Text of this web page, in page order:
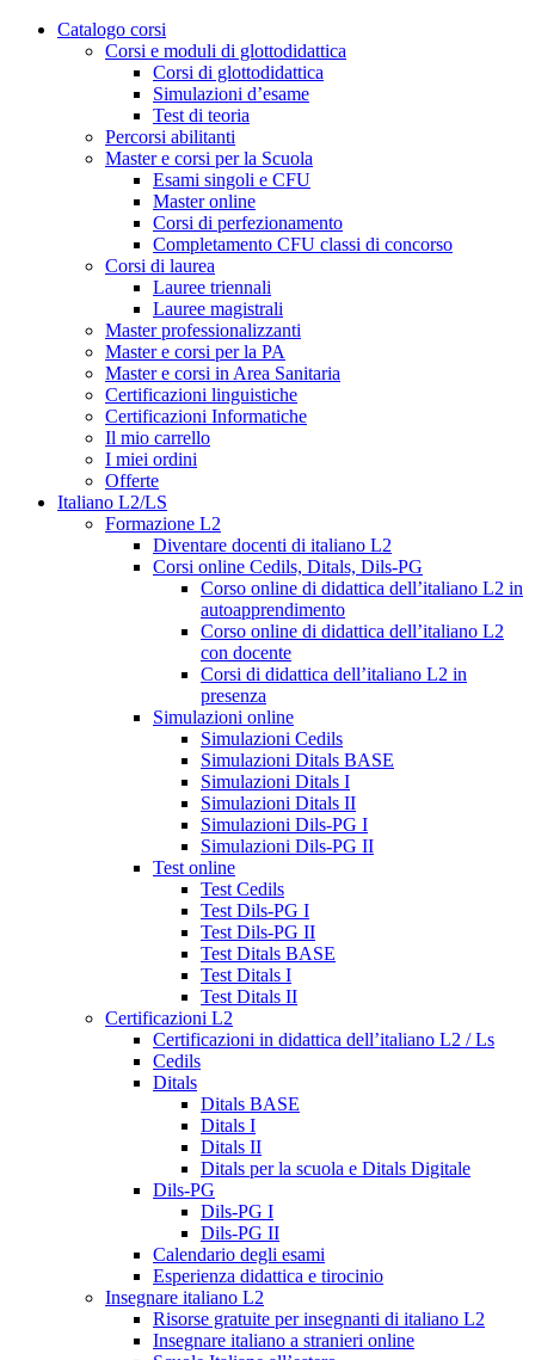
Catalogo corsi
Corsi e moduli di glottodidattica
Corsi di glottodidattica
Simulazioni d’esame
Test di teoria
Percorsi abilitanti
Master e corsi per la Scuola
Esami singoli e CFU
Master online
Corsi di perfezionamento
Completamento CFU classi di concorso
Corsi di laurea
Lauree triennali
Lauree magistrali
Master professionalizzanti
Master e corsi per la PA
Master e corsi in Area Sanitaria
Certificazioni linguistiche
Certificazioni Informatiche
Il mio carrello
I miei ordini
Offerte
Italiano L2/LS
Formazione L2
Diventare docenti di italiano L2
Corsi online Cedils, Ditals, Dils-PG
Corso online di didattica dell’italiano L2 in
autoapprendimento
Corso online di didattica dell’italiano L2
con docente
Corsi di didattica dell’italiano L2 in
presenza
Simulazioni online
Simulazioni Cedils
Simulazioni Ditals BASE
Simulazioni Ditals I
Simulazioni Ditals II
Simulazioni Dils-PG I
Simulazioni Dils-PG II
Test online
Test Cedils
Test Dils-PG I
Test Dils-PG II
Test Ditals BASE
Test Ditals I
Test Ditals II
Certificazioni L2
Certificazioni in didattica dell’italiano L2 / Ls
Cedils
Ditals
Ditals BASE
Ditals I
Ditals II
Ditals per la scuola e Ditals Digitale
Dils-PG
Dils-PG I
Dils-PG II
Calendario degli esami
Esperienza didattica e tirocinio
Insegnare italiano L2
Risorse gratuite per insegnanti di italiano L2
Insegnare italiano a stranieri online